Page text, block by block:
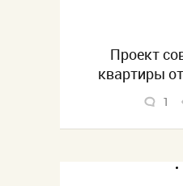
Проект
квартиры
1